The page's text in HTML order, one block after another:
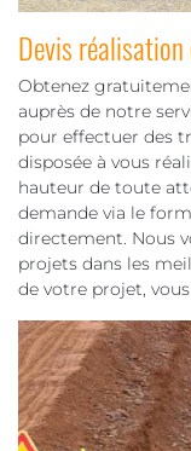
Devis
Obtenez
auprès de notre
pour effectuer des
disposée à vous
hauteur de toute
demande via le
directement. Nous
projets dans les
de votre projet,